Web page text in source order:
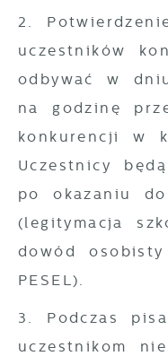
2.
uczestników
odbywać w
na godzinę
konkurencji w
Uczestnicy
po okazaniu
(legitymacja
dowód
PESEL).
3. Podczas
uczestnikom